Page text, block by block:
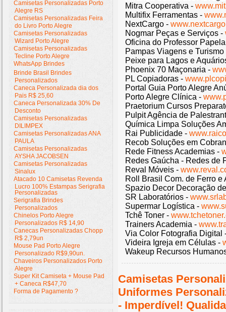
Camisetas Personalizadas Porto
Alegre RS
Camisetas Personalizadas Feira
do Livro Porto Alegre
Camisetas Personalizadas
Wizard Porto Alegre
Camisetas Personalizadas
Tecline Porto Alegre
WhatsApp Brindes
Brinde Brasil Brindes
Personalizados
Caneca Personalizada dia dos
Pais R$ 25,60
Caneca Personalizada 30% De
Desconto
Camisetas Personalizadas
DILIMPEX
Camisetas Personalizadas ANA
PAULA
Camisetas Personalizadas
AYSHA JACOBSEN
Camisetas Personalizadas
Sinalux
Atacado 10 Camisetas Revenda
Lucro 100% Estampas Serigrafia
Personalizadas
Serigrafia Brindes
Personalizados
Chinelos Porto Alegre
Personalizados R$ 14,90
Canecas Personalizadas Chopp
R$ 2,79un
Mouse Pad Porto Alegre
Personalizado R$9,90un.
Chaveiros Personalizados Porto
Alegre
Super Kit Camiseta + Mouse Pad
+ Caneca R$47,70
Forma de Pagamento ?
Mitra Cooperativa -
Multifix Ferramentas -
NextCargo -
Nogmar Peças e Serviços -
Oficina do Professor
Pampas Viagens e
Peixe para Lagos e
Phoenix 70 Maçonaria -
PL Copiadoras -
Portal Guia Porto Alegre
Porto Alegre Clínica -
Praetorium Cursos
Pulpit Agência de
Química Limpa Soluções
Rai Publicidade -
Recob Soluções em
Rede Fitness Academias -
Redes Gaúcha - Redes de
Reval Móveis -
Roll Brasil Com. de Ferro e
Spazio Decor Decoração
SR Laboratórios -
Supermar Logística -
Tchê Toner -
Trainers Academia -
Via Color Fotografia Digital
Videira Igreja em Células -
Wakeup Recursos
Camisetas
Uniformes
- Imperdível!